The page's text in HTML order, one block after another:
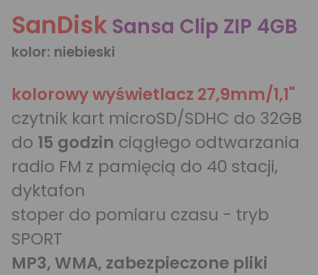
SanDisk Sansa Clip ZIP 4GB
kolor: niebieski
kolorowy wyświetlacz 27,9mm/1,1"
czytnik kart microSD/SDHC do 32GB
do 15 godzin ciągłego odtwarzania
radio FM z pamięcią do 40 stacji,
dyktafon
stoper do pomiaru czasu - tryb
SPORT
MP3, WMA, zabezpieczone pliki